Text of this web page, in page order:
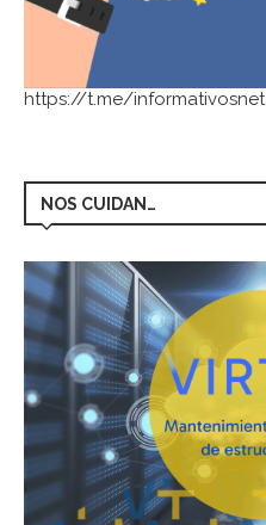
https://t.me/informativosnet
NOS CUIDAN…